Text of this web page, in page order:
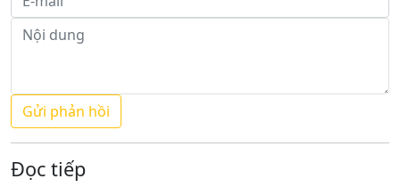
Đọc tiếp